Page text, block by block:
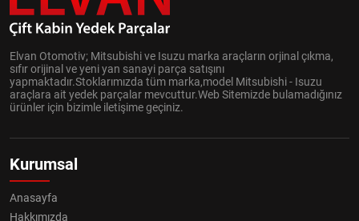
Elvan Otomotiv; Mitsubishi ve Isuzu marka araçların orjinal çıkma,
sıfır orijinal ve yeni yan sanayi parça satışını
yapmaktadır.Stoklarımızda tüm marka,model Mitsubishi - Isuzu
araçlara ait yedek parçalar mevcuttur.Web Sitemizde bulamadığınız
ürünler için bizimle iletişime geçiniz.
Kurumsal
Anasayfa
Hakkımızda